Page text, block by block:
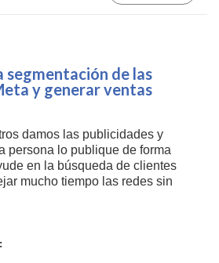
segmentación de las
y generar ventas
damos las publicidades y
persona lo publique de forma
en la búsqueda de clientes
mucho tiempo las redes sin